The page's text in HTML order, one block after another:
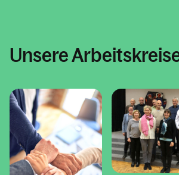
Unsere